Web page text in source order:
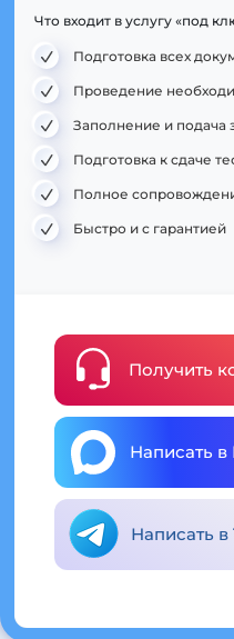
Что входит в услугу «под
Подготовка всех
Проведение
Заполнение и подача
Подготовка к сдаче
Полное
Быстро и с гарантией
Получить
Написать в
Написать в